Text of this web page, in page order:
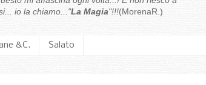
io la chiamo..."La Magia"!!!(MorenaR.)
&C. Salato